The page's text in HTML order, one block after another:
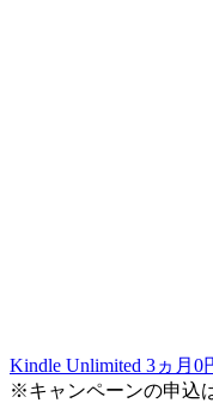
Kindle Unlimited 3ヵ月0
※キャンペーンの申込